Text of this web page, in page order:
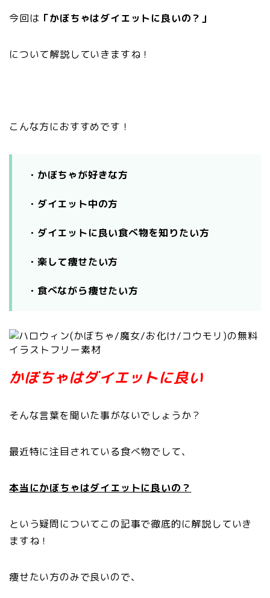
今回は 「かぼちゃはダイエットに良いの？」
について解説していきますね！
こんな方におすすめです！
・かぼちゃが好きな方
・ダイエット中の方
・ダイエットに良い食べ物を知りたい方
・楽して痩せたい方
・食べながら痩せたい方
かぼちゃはダイエットに良い
そんな言葉を聞いた事がないでしょうか？
最近特に注目されている食べ物でして、
本当にかぼちゃはダイエットに良いの？
という疑問についてこの記事で徹底的に解説していき
ますね！
痩せたい方のみで良いので、